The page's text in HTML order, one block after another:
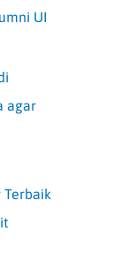
UI
agar
Terbaik